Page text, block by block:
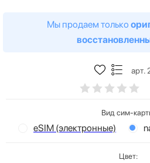
Мы продаем только
арт.
Вид сим-
eSIM (электронные)
Цвет: